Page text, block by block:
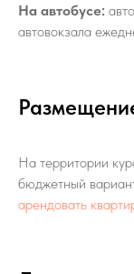
На автобусе:
автовокзала
На территории
бюджетный
арендовать